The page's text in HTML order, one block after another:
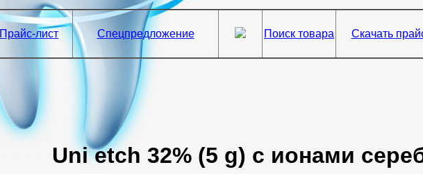
Прайс-лист Спецпредложение Поиск товара Скачать
Uni etch 32% (5 g) с ионами